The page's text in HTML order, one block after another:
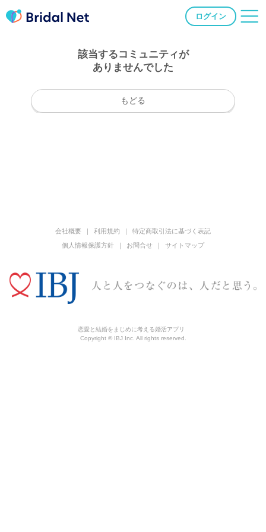
ログイン
該当するコミュニティが
ありませんでした
もどる
会社概要 利用規約
特定商取引法に基づく表記
個人情報保護方針
お問合せ サイトマップ
恋愛と結婚をまじめに考える婚活アプリ
Copyright © IBJ Inc. All rights reserved.